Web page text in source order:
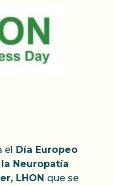
el
Día Europeo
Neuropatía
LHON que se